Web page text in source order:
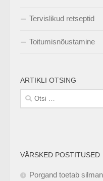
Tervislikud retseptid
Toitumisnõustamine
ARTIKLI OTSING
Otsi:
VÄRSKED POSTITUSED
Porgand toetab